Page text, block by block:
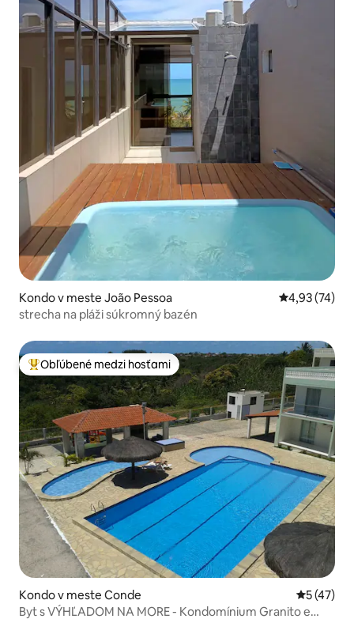
Kondo v meste João Pessoa Priemerné
4,93 (74)
strecha na pláži súkromný bazén
Najobľúbenejšie medzi hosťami
Obľúbené medzi hosťami
Kondo v meste Conde
5 (47)
Byt s VÝHĽADOM NA MORE - Kondomínium Granito e